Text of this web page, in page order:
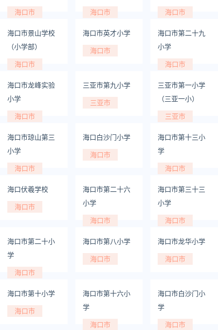
海口市 海口市 海口市
海口市景山学校
（小学部）
海口市
海口市英才小学
海口市
海口市第二十九
小学
海口市
海口市龙峰实验
小学
海口市
三亚市第九小学
三亚市
三亚市第一小学
（三亚一小）
三亚市
海口市琼山第三
小学
海口市
海口白沙门小学
海口市
海口市第十三小
学
海口市
海口伏羲学校
海口市
海口市第二十六
小学
海口市
海口市第三十三
小学
海口市
海口市第二十小
学
海口市
海口市第八小学
海口市
海口市龙华小学
海口市
海口市第十小学
海口市
海口市第十六小
学
海口市
海口市白沙门小
学
海口市